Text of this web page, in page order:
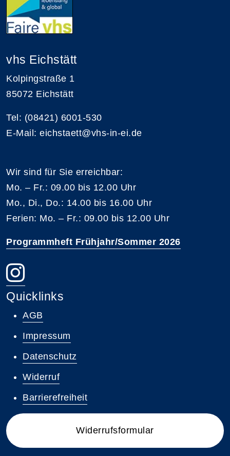
vhs Eichstätt
Kolpingstraße 1
85072 Eichstätt
Tel: (08421) 6001-530
E-Mail: eichstaett@vhs-in-ei.de
Wir sind für Sie erreichbar:
Mo. – Fr.: 09.00 bis 12.00 Uhr
Mo., Di., Do.: 14.00 bis 16.00 Uhr
Ferien: Mo. – Fr.: 09.00 bis 12.00 Uhr
Programmheft Frühjahr/Sommer 2026
Quicklinks
AGB
Impressum
Datenschutz
Widerruf
Barrierefreiheit
Widerrufsformular